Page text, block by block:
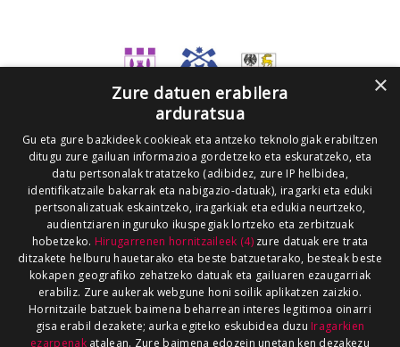
×
Zure datuen erabilera
arduratsua
Gu eta gure bazkideek cookieak eta antzeko teknologiak erabiltzen
ditugu zure gailuan informazioa gordetzeko eta eskuratzeko, eta
datu pertsonalak tratatzeko (adibidez, zure IP helbidea,
identifikatzaile bakarrak eta nabigazio-datuak), iragarki eta eduki
pertsonalizatuak eskaintzeko, iragarkiak eta edukia neurtzeko,
audientziaren inguruko ikuspegiak lortzeko eta zerbitzuak
hobetzeko. Hirugarrenen hornitzaileek (4)zure datuak ere trata
ditzakete helburu hauetarako eta beste batzuetarako, besteak beste
kokapen geografiko zehatzeko datuak eta gailuaren ezaugarriak
erabiliz. Zure aukerak webgune honi soilik aplikatzen zaizkio.
Hornitzaile batzuek baimena beharrean interes legitimoa oinarri
gisa erabil dezakete; aurka egiteko eskubidea duzu Iragarkien
ezarpenakatalean. Zure baimena edozein unetan ken dezakezu